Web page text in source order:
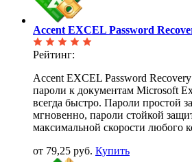
Accent EXCEL Password
Рейтинг:
Accent EXCEL Password
пароли к документам Microsoft
всегда быстро. Пароли простой
мгновенно, пароли стойкой
максимальной скорости любого
от 79,25 руб. Купить